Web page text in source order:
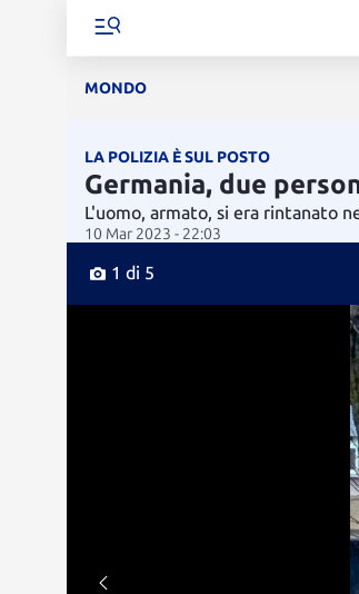
MONDO
LA POLIZIA È SUL POSTO
Germania, due
L'uomo, armato, si era rintanato
10 Mar 2023 - 22:03
1 di 5